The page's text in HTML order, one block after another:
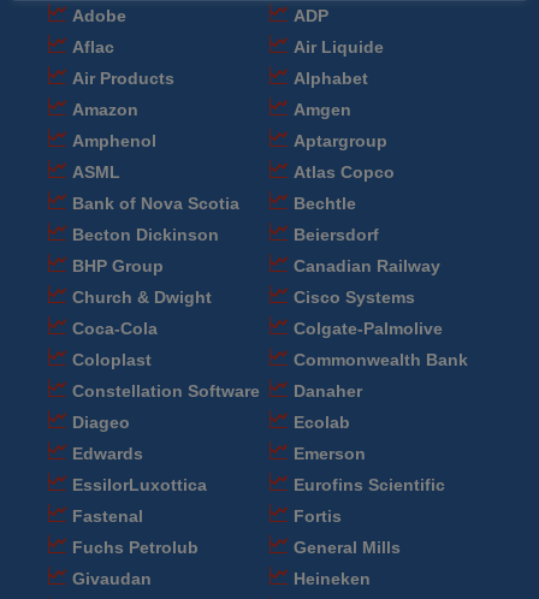
Adobe
ADP
Aflac
Air Liquide
Air Products
Alphabet
Amazon
Amgen
Amphenol
Aptargroup
ASML
Atlas Copco
Bank of Nova Scotia
Bechtle
Becton Dickinson
Beiersdorf
BHP Group
Canadian Railway
Church & Dwight
Cisco Systems
Coca-Cola
Colgate-Palmolive
Coloplast
Commonwealth Bank
Constellation Software
Danaher
Diageo
Ecolab
Edwards
Emerson
EssilorLuxottica
Eurofins Scientific
Fastenal
Fortis
Fuchs Petrolub
General Mills
Givaudan
Heineken